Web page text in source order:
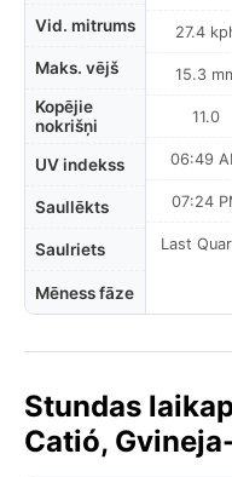
Vid. mitrums
Maks. vējš
Kopējie
nokrišņi
UV indekss
Saullēkts
Saulriets
Mēness fāze
27.4
15.3
11.0
06:49
07:24
Last
Stundas
Catió,